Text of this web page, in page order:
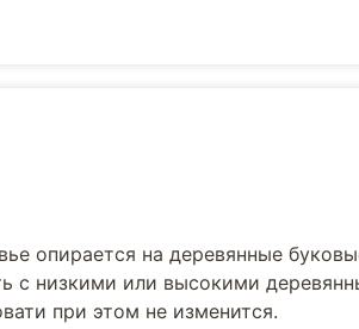
опирается на деревянные
с низкими или высокими
при этом не изменится.